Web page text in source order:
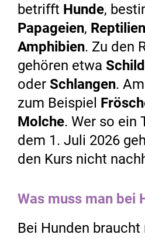
betrifft Hunde,
Papageien, Reptilien
Amphibien. Zu den
gehören etwa
oder Schlangen.
zum Beispiel
Molche. Wer so ein
dem 1. Juli 2026
den Kurs nicht
Was muss man bei
Bei Hunden